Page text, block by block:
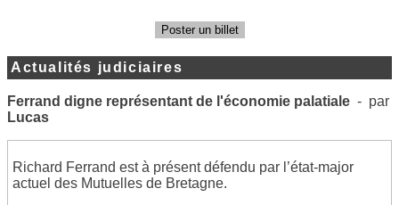
Poster un billet
Actualités judiciaires
Ferrand digne représentant de l'économie palatiale - par
Lucas
Richard Ferrand est à présent défendu par l’état-major
actuel des Mutuelles de Bretagne.